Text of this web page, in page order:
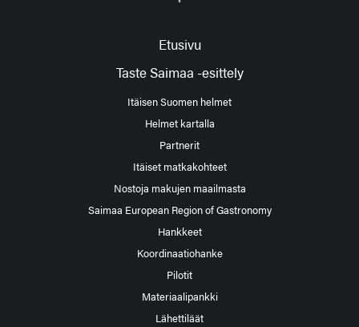
Etusivu
Taste Saimaa -esittely
Itäisen Suomen helmet
Helmet kartalla
Partnerit
Itäiset matkakohteet
Nostoja makujen maailmasta
Saimaa European Region of Gastronomy
Hankkeet
Koordinaatiohanke
Pilotit
Materiaalipankki
Lähettiläät